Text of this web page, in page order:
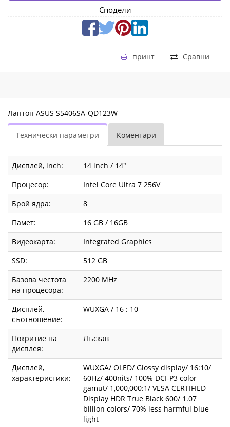
Сподели
Сравни
принт
Лаптоп ASUS S5406SA-QD123W
Технически параметри Коментари
Дисплей, inch:
14 inch / 14"
Процесор:
Intel Core Ultra 7 256V
Брой ядра:
8
Памет:
16 GB / 16GB
Видеокарта:
Integrated Graphics
SSD:
512 GB
Базова честота
на процесора:
2200 MHz
Дисплей,
съотношение:
WUXGA / 16 : 10
Покритие на
дисплея:
Лъскав
Дисплей,
характеристики:
WUXGA/ OLED/ Glossy display/ 16:10/
60Hz/ 400nits/ 100% DCI-P3 color
gamut/ 1,000,000:1/ VESA CERTIFIED
Display HDR True Black 600/ 1.07
billion colors/ 70% less harmful blue
light